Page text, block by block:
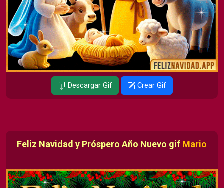
Descargar Gif Crear Gif
Feliz Navidad y Próspero Año Nuevo gif Mario